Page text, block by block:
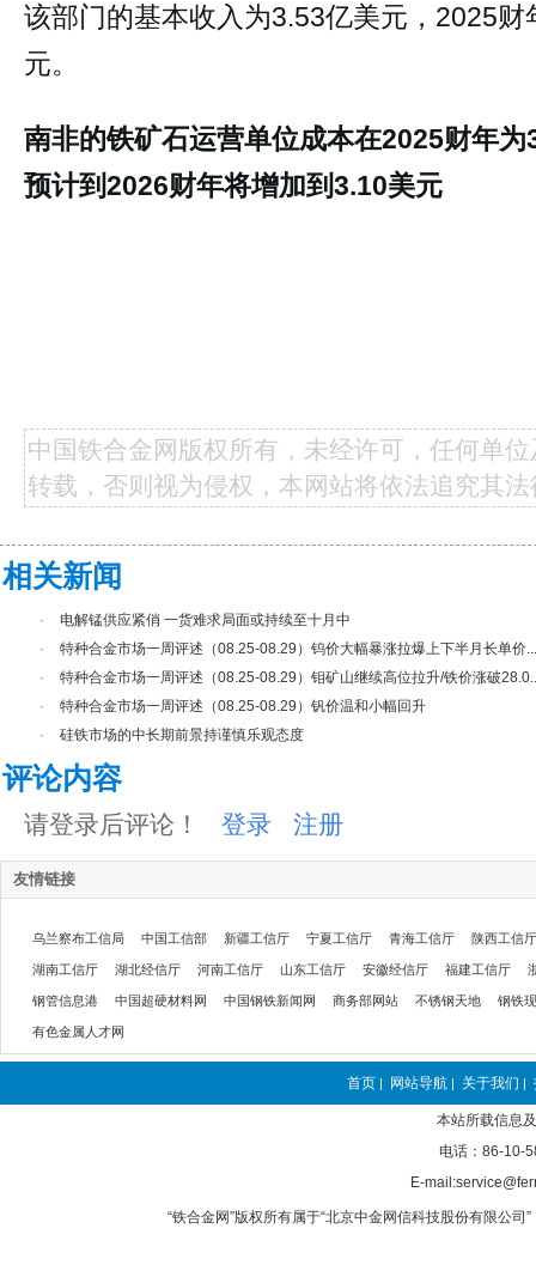
该部门的基本收入为3.53亿美元，2025
元。
南非的铁矿石运营单位成本在2025财年
预计到2026财年将增加到3.10美元
中国铁合金网版权所有，未经许可，任何单
转载，否则视为侵权，本网站将依法追究其
相关新闻
·
电解锰供应紧俏 一货难求局面或持续至十月中
·
特种合金市场一周评述（08.25-08.29）钨价大幅暴涨拉爆上下半月长单价...
·
特种合金市场一周评述（08.25-08.29）钼矿山继续高位拉升/铁价涨破
·
特种合金市场一周评述（08.25-08.29）钒价温和小幅回升
·
硅铁市场的中长期前景持谨慎乐观态度
评论内容
请登录后评论！ 登录 注册
友情链接
乌兰察布工信局 中国工信部 新疆工信厅 宁夏工信厅 青海工信厅 陕西工信厅
湖南工信厅 湖北经信厅 河南工信厅 山东工信厅 安徽经信厅 福建工信厅
钢管信息港 中国超硬材料网 中国钢铁新闻网 商务部网站 不锈钢天地 钢铁
有色金属人才网
首页 | 网站导航 | 关于我们 |
本站所载信息
电话：86-10-
E-
“铁合金网”版权所有属于“北京中金网信科技股份有限公司